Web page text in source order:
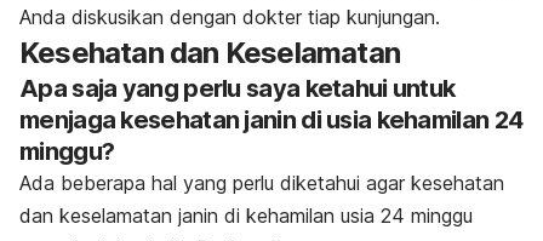
Anda diskusikan dengan dokter tiap kunjungan.
Kesehatan dan Keselamatan
Apa saja yang perlu saya ketahui untuk
menjaga kesehatan janin di usia kehamilan 24
minggu?
Ada beberapa hal yang perlu diketahui agar kesehatan
dan keselamatan janin di kehamilan usia 24 minggu